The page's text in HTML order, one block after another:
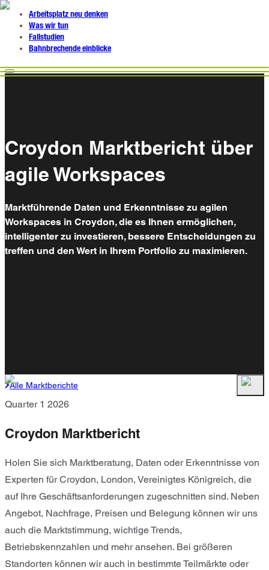
Arbeitsplatz neu denken
Was wir tun
Fallstudien
Bahnbrechende einblicke
Croydon Marktbericht über
agile Workspaces
Marktführende Daten und Erkenntnisse zu agilen
Workspaces in Croydon, die es Ihnen ermöglichen,
intelligenter zu investieren, bessere Entscheidungen zu
treffen und den Wert in Ihrem Portfolio zu maximieren.
Alle Marktberichte
Quarter 1 2026
Croydon Marktbericht
Holen Sie sich Marktberatung, Daten oder Erkenntnisse von
Experten für Croydon, London, Vereinigtes Königreich, die
auf Ihre Geschäftsanforderungen zugeschnitten sind. Neben
Angebot, Nachfrage, Preisen und Belegung können wir uns
auch die Marktstimmung, wichtige Trends,
Betriebskennzahlen und mehr ansehen. Bei größeren
Standorten können wir auch in bestimmte Teilmärkte oder